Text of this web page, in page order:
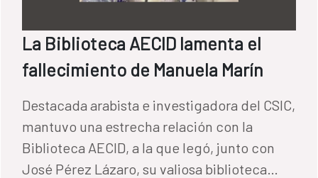
La Biblioteca AECID lamenta el
fallecimiento de Manuela Marín
Destacada arabista e investigadora del CSIC,
mantuvo una estrecha relación con la
Biblioteca AECID, a la que legó, junto con
José Pérez Lázaro, su valiosa biblioteca